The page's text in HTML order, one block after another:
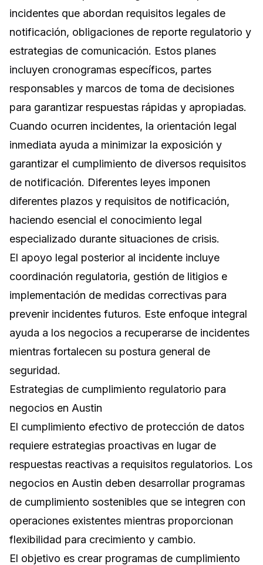
incidentes que abordan requisitos legales de
notificación, obligaciones de reporte regulatorio y
estrategias de comunicación. Estos planes
incluyen cronogramas específicos, partes
responsables y marcos de toma de decisiones
para garantizar respuestas rápidas y apropiadas.
Cuando ocurren incidentes, la orientación legal
inmediata ayuda a minimizar la exposición y
garantizar el cumplimiento de diversos requisitos
de notificación. Diferentes leyes imponen
diferentes plazos y requisitos de notificación,
haciendo esencial el conocimiento legal
especializado durante situaciones de crisis.
El apoyo legal posterior al incidente incluye
coordinación regulatoria, gestión de litigios e
implementación de medidas correctivas para
prevenir incidentes futuros. Este enfoque integral
ayuda a los negocios a recuperarse de incidentes
mientras fortalecen su postura general de
seguridad.
Estrategias de cumplimiento regulatorio para
negocios en Austin
El cumplimiento efectivo de protección de datos
requiere estrategias proactivas en lugar de
respuestas reactivas a requisitos regulatorios. Los
negocios en Austin deben desarrollar programas
de cumplimiento sostenibles que se integren con
operaciones existentes mientras proporcionan
flexibilidad para crecimiento y cambio.
El objetivo es crear programas de cumplimiento